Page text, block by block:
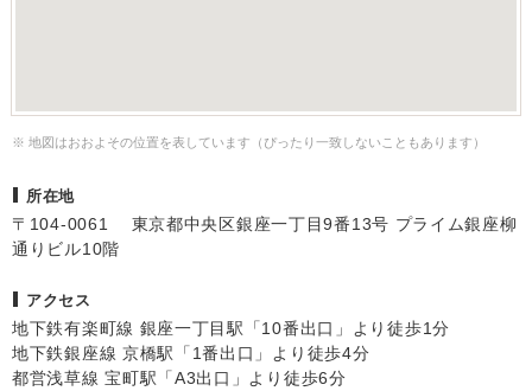
※ 地図はおおよその位置を表しています（ぴったり一致しないこともあります）
所在地
〒104-0061 東京都中央区銀座一丁目9番13号 プライム銀座柳
通りビル10階
アクセス
地下鉄有楽町線 銀座一丁目駅「10番出口」より徒歩1分
地下鉄銀座線 京橋駅「1番出口」より徒歩4分
都営浅草線 宝町駅「A3出口」より徒歩6分